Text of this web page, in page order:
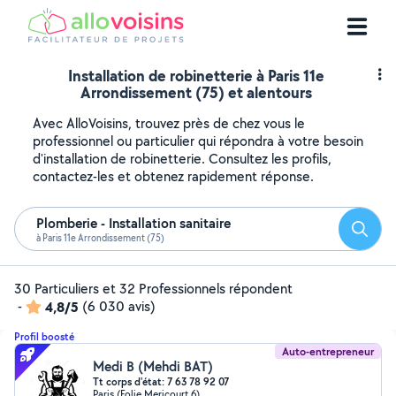
Installation de robinetterie à Paris 11e
Arrondissement (75) et alentours
Avec AlloVoisins, trouvez près de chez vous le
professionnel ou particulier qui répondra à votre besoin
d'installation de robinetterie. Consultez les profils,
contactez-les et obtenez rapidement réponse.
Plomberie - Installation sanitaire
à Paris 11e Arrondissement (75)
30 Particuliers et 32 Professionnels répondent
-
4,8/5 (6 030 avis)
Profil boosté
Auto-entrepreneur
Medi B (Mehdi BAT)
Tt corps d'état: 7 63 78 92 07